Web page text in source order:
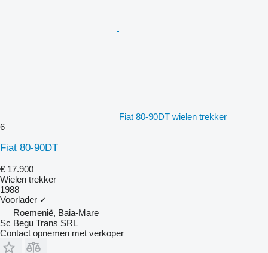
Fiat 80-90DT wielen trekker
6
Fiat 80-90DT
€ 17.900
Wielen trekker
1988
Voorlader ✓
Roemenië, Baia-Mare
Sc Begu Trans SRL
Contact opnemen met verkoper